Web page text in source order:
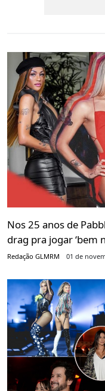
Nos 25 anos de
drag pra jogar ‘bem
Redação GLMRM 01 de